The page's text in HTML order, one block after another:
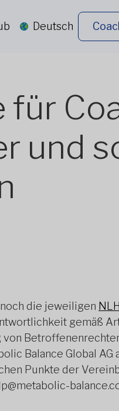
Deutsch
und
die jeweiligen NLH
gemäß
Balance Global AG
Punkte der